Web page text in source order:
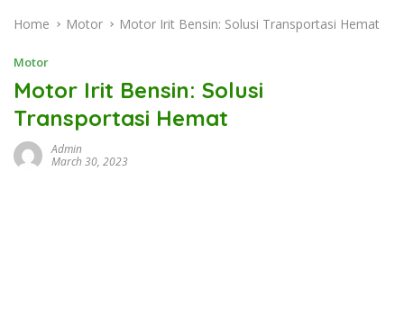
Home Motor Motor Irit Bensin: Solusi Transportasi Hemat
Motor
Motor Irit Bensin: Solusi
Transportasi Hemat
Admin
March 30, 2023